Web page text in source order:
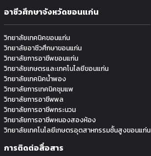
อาชีวศึกษาจังหวัดขอนแก่น
วิทยาลัยเทคนิคขอนแก่น
วิทยาลัยอาชีวศึกษาขอนแก่น
วิทยาลัยการอาชีพขอนแก่น
วิทยาลัยเกษตรและเทคโนโลยีขอนแก่น
วิทยาลัยเทคนิคน้ำพอง
วิทยาลัยการเทคนิคชุมแพ
วิทยาลัยการอาชีพพล
วิทยาลัยการอาชีพกระนวน
วิทยาลัยการอาชีพหนองสองห้อง
วิทยาลัยเทคโนโลยีเกษตรอุตสาหกรรมช้ันสูงขอนแก่น
การติดต่อสื่อสาร